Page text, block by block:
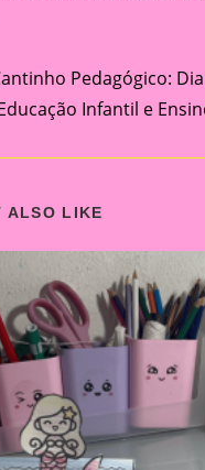
Pedagógico:
Infantil e
ALSO LIKE